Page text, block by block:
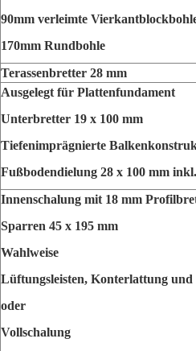
90mm verleimte
170mm Rundbohle
Terassenbretter 28 mm
Ausgelegt für Plattenfundament
Unterbretter 19 x 100 mm
Tiefenimprägnierte
Fußbodendielung 28 x 100 mm
Innenschalung mit 18 mm
Sparren 45 x 195 mm
Wahlweise
Lüftungsleisten, Konterlattung
oder
Vollschalung